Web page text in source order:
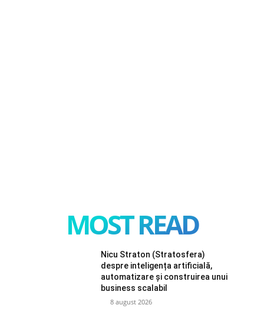
MOST READ
Nicu Straton (Stratosfera)
despre inteligența artificială,
automatizare și construirea unui
business scalabil
8 august 2026